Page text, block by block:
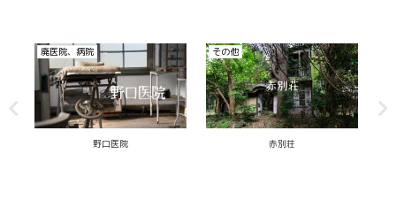
その他
山中の廃宗教施設
廃ホテル、廃旅館
ひっそり廃温泉宿